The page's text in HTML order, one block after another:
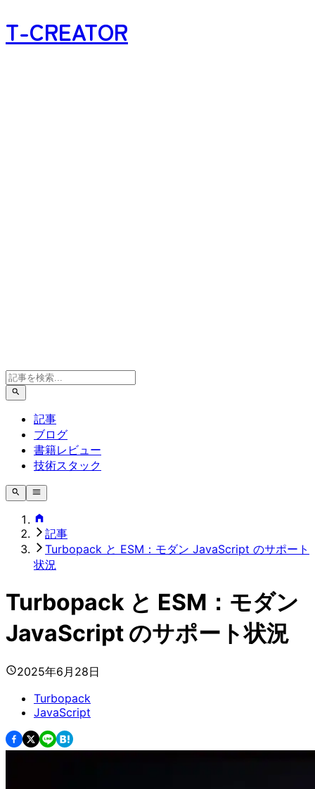
T-CREATOR
記事
ブログ
書籍レビュー
技術スタック
記事
Turbopack と ESM：モダン JavaScript のサポート
状況
Turbopack と ESM：モダン
JavaScript のサポート状況
2025年6月28日
Turbopack
JavaScript